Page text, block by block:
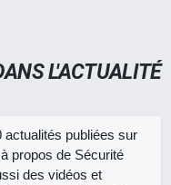
L'ACTUALITÉ
actualités publiées sur
à propos de Sécurité
des vidéos et